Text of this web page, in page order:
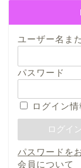
ユーザー名ま
パスワード
ログイン
パスワードを
会員について